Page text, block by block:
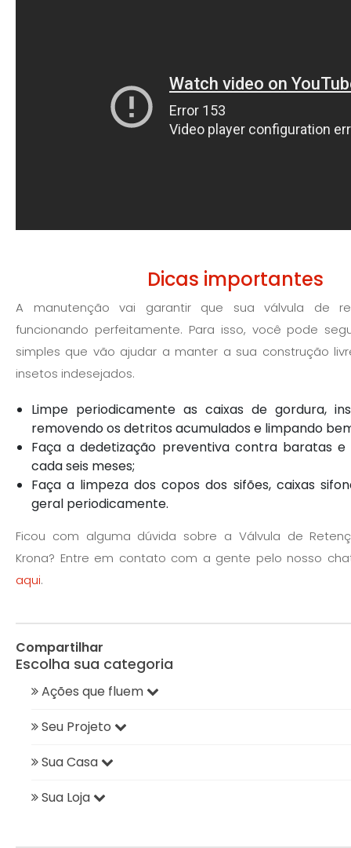
Dicas importantes
A manutenção vai garantir que sua válvula de
funcionando perfeitamente. Para isso, você pode
simples que vão ajudar a manter a sua construção
insetos indesejados.
Limpe periodicamente as caixas de gordura,
removendo os detritos acumulados e limpando
Faça a dedetização preventiva contra baratas
cada seis meses;
Faça a limpeza dos copos dos sifões, caixas
geral periodicamente.
Ficou com alguma dúvida sobre a Válvula de
Krona? Entre em contato com a gente pelo nosso
aqui.
Compartilhar
Escolha sua categoria
Ações que fluem
Seu Projeto
Sua Casa
Sua Loja